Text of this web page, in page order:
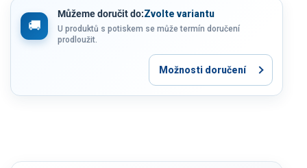
Můžeme doručit do:Zvolte variantu
U produktů s potiskem se může termín doručení
prodloužit.
Možnosti doručení